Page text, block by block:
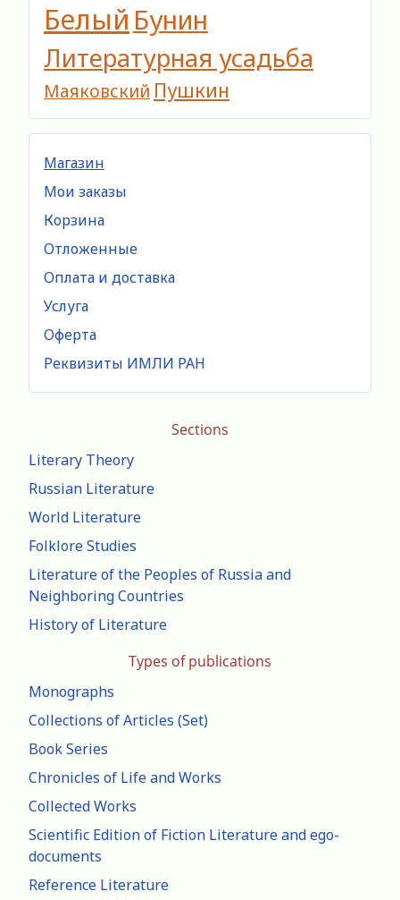
Sections
Literary Theory
Russian Literature
World Literature
Folklore Studies
Literature of the Peoples of Russia and
Neighboring Countries
History of Literature
Types of publications
Monographs
Collections of Articles (Set)
Book Series
Chronicles of Life and Works
Collected Works
Scientific Edition of Fiction Literature and ego-
documents
Reference Literature
Белый Бунин
Литературная усадьба
Маяковский Пушкин
Магазин
Мои заказы
Корзина
Отложенные
Оплата и доставка
Услуга
Оферта
Реквизиты ИМЛИ РАН